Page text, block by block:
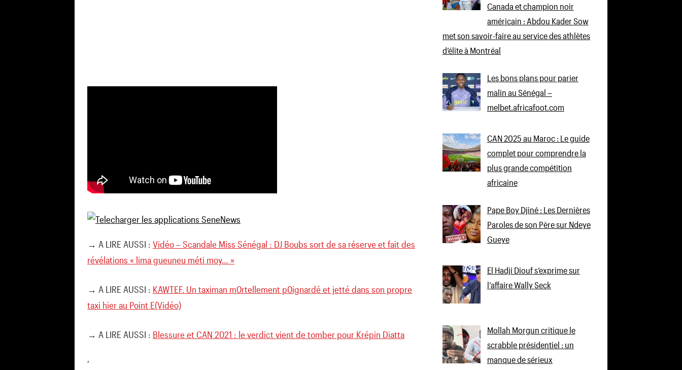
→ A LIRE AUSSI : Vidéo – Scandale Miss Sénégal : DJ Boubs sort de sa réserve et fait des
révélations « lima gueuneu méti moy… »
→ A LIRE AUSSI : KAWTEF. Un taximan m0rtellement p0ignardé et jetté dans son propre
taxi hier au Point E(Vidéo)
→ A LIRE AUSSI : Blessure et CAN 2021 : le verdict vient de tomber pour Krépin Diatta
'
Canada et champion noir
américain : Abdou Kader Sow
met son savoir-faire au service des athlètes
d’élite à Montréal
Les bons plans pour parier
malin au Sénégal –
melbet.africafoot.com
CAN 2025 au Maroc : Le guide
complet pour comprendre la
plus grande compétition
africaine
Pape Boy Djiné : Les Dernières
Paroles de son Père sur Ndeye
Gueye
El Hadji Diouf s’exprime sur
l’affaire Wally Seck
Mollah Morgun critique le
scrabble présidentiel : un
manque de sérieux